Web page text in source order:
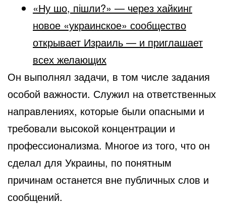
«Ну шо, пішли?» — через хайкинг
новое «украинское» сообщество
открывает Израиль — и приглашает
всех желающих
Он выполнял задачи, в том числе задания
особой важности. Служил на ответственных
направлениях, которые были опасными и
требовали высокой концентрации и
профессионализма. Многое из того, что он
сделал для Украины, по понятным
причинам останется вне публичных слов и
сообщений.